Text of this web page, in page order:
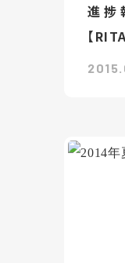
進捗
【